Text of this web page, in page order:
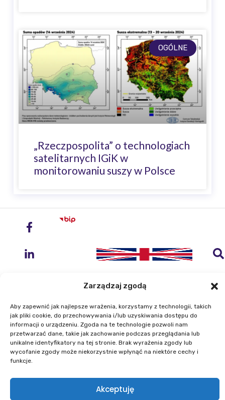
Zarządzaj zgodą
Aby zapewnić jak najlepsze wrażenia, korzystamy z technologii, takich
jak pliki cookie, do przechowywania i/lub uzyskiwania dostępu do
informacji o urządzeniu. Zgoda na te technologie pozwoli nam
przetwarzać dane, takie jak zachowanie podczas przeglądania lub
unikalne identyfikatory na tej stronie. Brak wyrażenia zgody lub
wycofanie zgody może niekorzystnie wpłynąć na niektóre cechy i
funkcje.
Akceptuję
OGÓLNE
„Rzeczpospolita” o technologiach
satelitarnych IGiK w
monitorowaniu suszy w Polsce
Instytut Geodezji i Kartografii
ul. Zygmunta Modzelewskiego 27
02-679 Warszawa
E-mail: igik@igik.edu.pl